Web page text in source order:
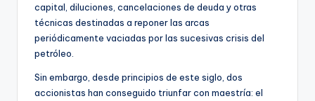
capital, diluciones, cancelaciones de deuda y otras
técnicas destinadas a reponer las arcas
periódicamente vaciadas por las sucesivas crisis del
petróleo.
Sin embargo, desde principios de este siglo, dos
accionistas han conseguido triunfar con maestría: el